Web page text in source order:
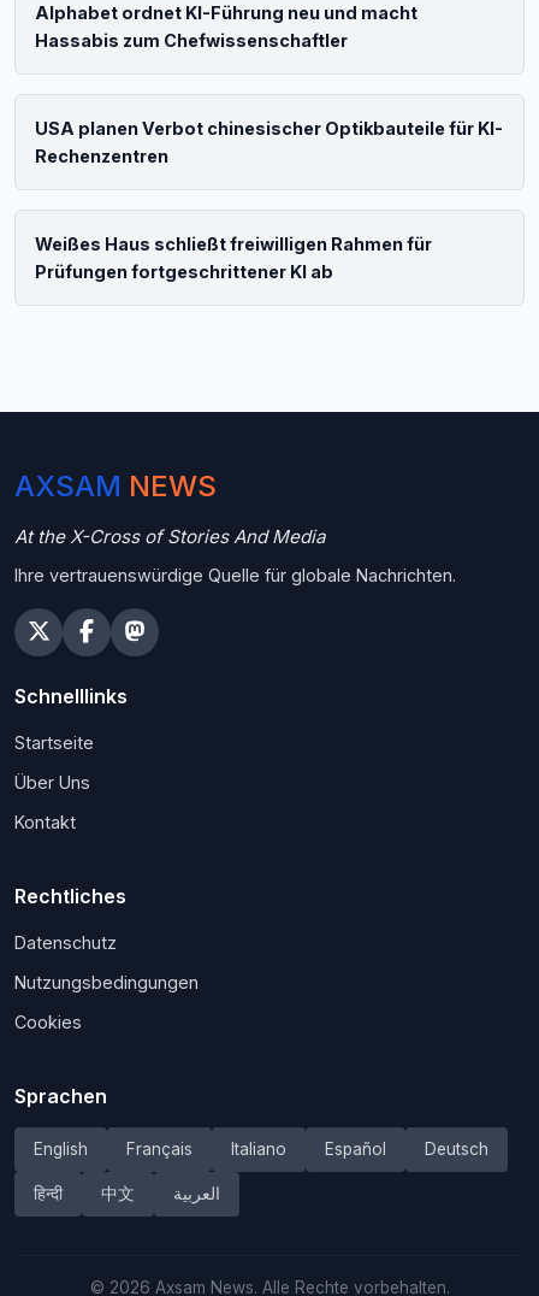
Alphabet ordnet KI-Führung neu und macht
Hassabis zum Chefwissenschaftler
USA planen Verbot chinesischer Optikbauteile für KI-
Rechenzentren
Weißes Haus schließt freiwilligen Rahmen für
Prüfungen fortgeschrittener KI ab
AXSAM NEWS
At the X-Cross of Stories And Media
Ihre vertrauenswürdige Quelle für globale Nachrichten.
Schnelllinks
Startseite
Über Uns
Kontakt
Rechtliches
Datenschutz
Nutzungsbedingungen
Cookies
Sprachen
English Français Italiano Español Deutsch
हिन्दी 中文 العربية
© 2026 Axsam News. Alle Rechte vorbehalten.